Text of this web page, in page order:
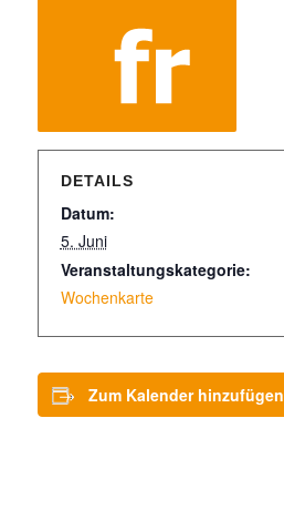
DETAILS
Datum:
5. Juni
Veranstaltungskategorie:
Wochenkarte
Zum Kalender hinzufügen